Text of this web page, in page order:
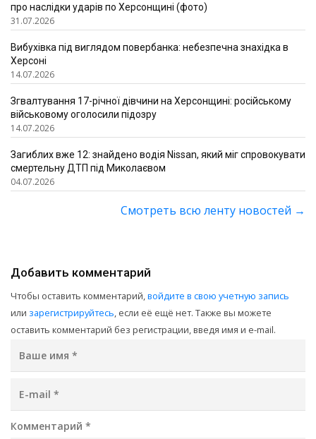
про наслідки ударів по Херсонщині (фото)
31.07.2026
Вибухівка під виглядом повербанка: небезпечна знахідка в
Херсоні
14.07.2026
Згвалтування 17-річної дівчини на Херсонщині: російському
військовому оголосили підозру
14.07.2026
Загиблих вже 12: знайдено водія Nissan, який міг спровокувати
смертельну ДТП під Миколаєвом
04.07.2026
Смотреть всю ленту новостей →
Добавить комментарий
Чтобы оставить комментарий, войдите в свою учетную запись
или зарегистрируйтесь , если её ещё нет. Также вы можете
оставить комментарий без регистрации, введя имя и e-mail.
Комментарий *